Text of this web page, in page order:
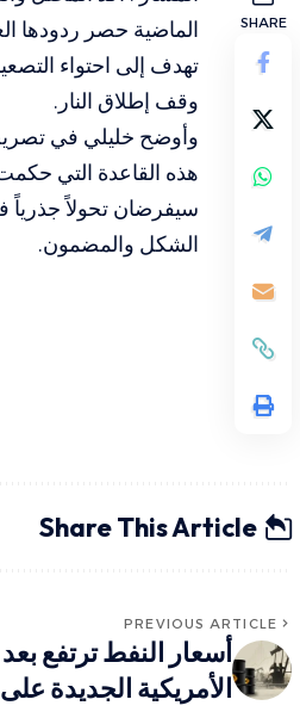
SHARE
الماضية حصر ردودها
تهدف إلى احتواء
وقف إطلاق النار.
وأوضح خليلي في
هذه القاعدة التي
سيفرضان تحولاً جذرياً
الشكل والمضمون.
Share This Article
PREVIOUS ARTICLE
أسعار النفط ترتفع
الأمريكية الجديدة